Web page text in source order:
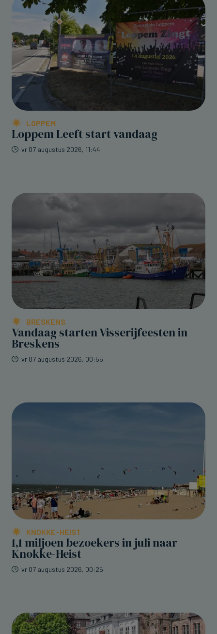
LOPPEM
Loppem Leeft start vandaag
vr 07 augustus 2026, 11:44
BRESKENS
Vandaag starten Visserijfeesten in
Breskens
vr 07 augustus 2026, 00:55
KNOKKE-HEIST
1,1 miljoen bezoekers in juli naar
Knokke-Heist
vr 07 augustus 2026, 00:25